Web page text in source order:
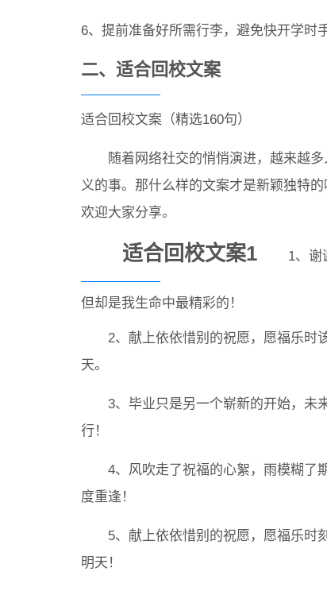
6、提前准备好所需行李，避免快开学时
二、适合回校文案
适合回校文案（精选160句）
随着网络社交的悄悄演进，越来越多
义的事。那什么样的文案才是新颖独特
欢迎大家分享。
适合回校文案1 1、谢谢
但却是我生命中最精彩的！
2、献上依依惜别的祝愿，愿福乐时该
天。
3、毕业只是另一个崭新的开始，未
行！
4、风吹走了祝福的心絮，雨模糊了
度重逢！
5、献上依依惜别的祝愿，愿福乐时
明天！